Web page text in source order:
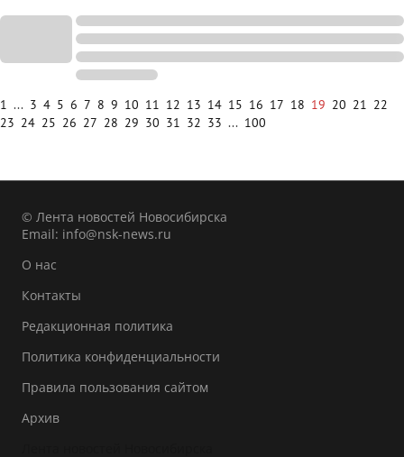
1 ... 3 4 5 6 7 8 9 10 11 12 13 14 15 16 17 18 19 20 21 22
23 24 25 26 27 28 29 30 31 32 33 ... 100
© Лента новостей Новосибирска
Email: info@nsk-news.ru
О нас
Контакты
Редакционная политика
Политика конфиденциальности
Правила пользования сайтом
Архив